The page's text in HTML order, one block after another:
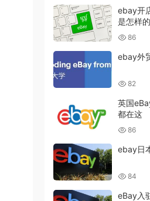
ebay开
是怎样
86
ebay外
82
英国
都在这
86
ebay日
84
eBay入